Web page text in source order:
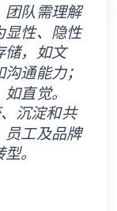
团队需理解
显性、隐性
储，如文
通能力；
直觉。
沉淀和共
员工及品牌
。